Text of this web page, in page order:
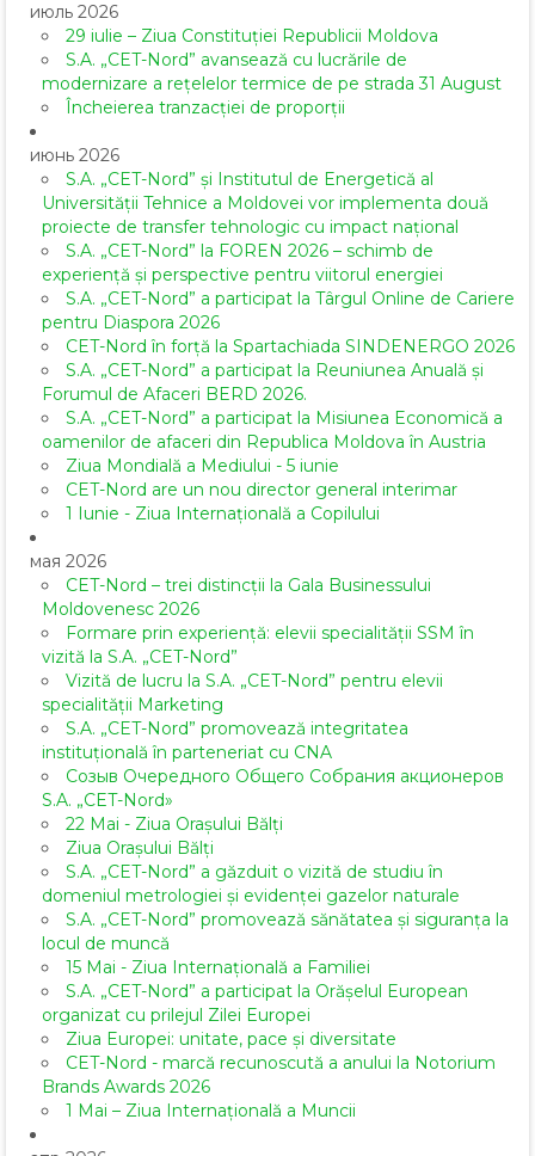
июль 2026
29 iulie – Ziua Constituției Republicii Moldova
S.A. „CET-Nord” avansează cu lucrările de
modernizare a rețelelor termice de pe strada 31 August
Încheierea tranzacției de proporții
июнь 2026
S.A. „CET-Nord” și Institutul de Energetică al
Universității Tehnice a Moldovei vor implementa două
proiecte de transfer tehnologic cu impact național
S.A. „CET-Nord” la FOREN 2026 – schimb de
experiență și perspective pentru viitorul energiei
S.A. „CET-Nord” a participat la Târgul Online de Cariere
pentru Diaspora 2026
CET-Nord în forță la Spartachiada SINDENERGO 2026
S.A. „CET-Nord” a participat la Reuniunea Anuală și
Forumul de Afaceri BERD 2026.
S.A. „CET-Nord” a participat la Misiunea Economică a
oamenilor de afaceri din Republica Moldova în Austria
Ziua Mondială a Mediului - 5 iunie
CET-Nord are un nou director general interimar
1 Iunie - Ziua Internațională a Copilului
мая 2026
CET-Nord – trei distincții la Gala Businessului
Moldovenesc 2026
Formare prin experiență: elevii specialității SSM în
vizită la S.A. „CET-Nord”
Vizită de lucru la S.A. „CET-Nord” pentru elevii
specialității Marketing
S.A. „CET-Nord” promovează integritatea
instituțională în parteneriat cu CNA
Созыв Очередного Общего Собрания акционеров
S.A. „CET-Nord»
22 Mai - Ziua Orașului Bălți
Ziua Orașului Bălți
S.A. „CET-Nord” a găzduit o vizită de studiu în
domeniul metrologiei și evidenței gazelor naturale
S.A. „CET-Nord” promovează sănătatea și siguranța la
locul de muncă
15 Mai - Ziua Internațională a Familiei
S.A. „CET-Nord” a participat la Orășelul European
organizat cu prilejul Zilei Europei
Ziua Europei: unitate, pace și diversitate
CET-Nord - marcă recunoscută a anului la Notorium
Brands Awards 2026
1 Mai – Ziua Internațională a Muncii